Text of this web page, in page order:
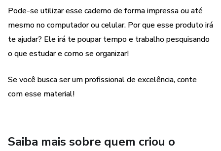
Pode-se utilizar esse caderno de forma impressa ou até
mesmo no computador ou celular. Por que esse produto irá
te ajudar? Ele irá te poupar tempo e trabalho pesquisando
o que estudar e como se organizar!
Se você busca ser um profissional de excelência, conte
com esse material!
Saiba mais sobre quem criou o